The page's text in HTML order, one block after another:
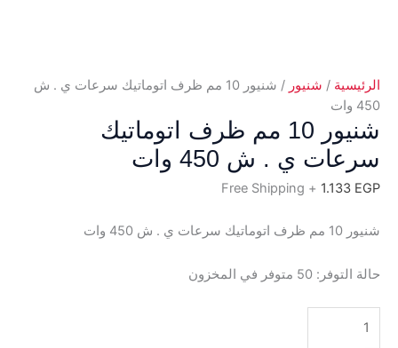
الرئيسية / شنيور
/ شنيور 10 مم ظرف اتوماتيك سرعات ي . ش
450 وات
شنيور 10 مم ظرف اتوماتيك
سرعات ي . ش 450 وات
1.133 EGP
+ Free Shipping
شنيور 10 مم ظرف اتوماتيك سرعات ي . ش 450 وات
حالة التوفر: 50 متوفر في المخزون
شنيور